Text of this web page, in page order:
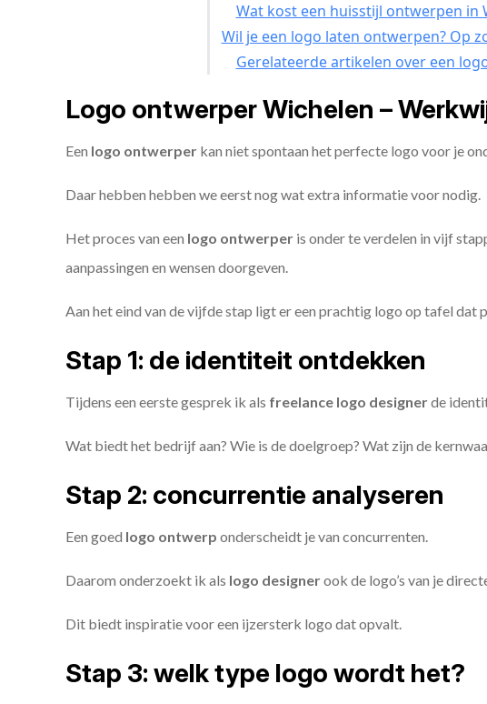
Wat kost een huisstijl ontwerpen in
Wil je een logo laten ontwerpen? Op
Gerelateerde artikelen over een
Logo ontwerper Wichelen –
Een logo ontwerper kan niet spontaan het perfecte logo voor je
Daar hebben hebben we eerst nog wat extra informatie voor nodig.
Het proces van een logo ontwerper is onder te verdelen in vijf
aanpassingen en wensen doorgeven.
Aan het eind van de vijfde stap ligt er een prachtig logo op tafel
Stap 1: de identiteit ontdekken
Tijdens een eerste gesprek ik als freelance logo designerde
Wat biedt het bedrijf aan? Wie is de doelgroep? Wat zijn de
Stap 2: concurrentie analyseren
Een goed logo ontwerp onderscheidt je van concurrenten.
Daarom onderzoekt ik als logo designerook de logo’s van je
Dit biedt inspiratie voor een ijzersterk logo dat opvalt.
Stap 3: welk type logo wordt het?